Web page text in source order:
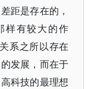
距是存在的，
样有较大的作
系之所以存在
发展，而在于
科技的最理想